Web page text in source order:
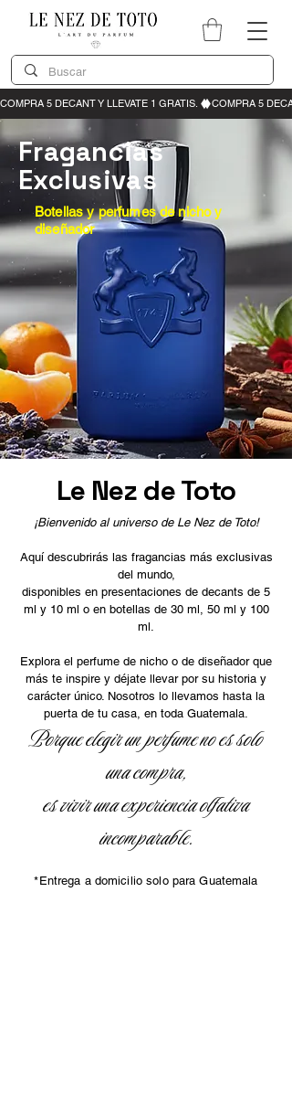
Fragancias
Exclusivas
Botellas y perfumes de nicho y
diseñador
Le Nez de Toto
¡Bienvenido al universo de Le Nez de Toto!
Aquí descubrirás las fragancias más exclusivas
del mundo,
disponibles en presentaciones de decants de 5
ml y 10 ml o en botellas de 30 ml, 50 ml y 100
ml.
Explora el perfume de nicho o de diseñador que
más te inspire y déjate llevar por su historia y
carácter único. Nosotros lo llevamos hasta la
puerta de tu casa, en toda Guatemala.
​Porque elegir un perfume no es solo
una compra,
es vivir una experiencia olfativa
incomparable.
*Entrega a domicilio solo para Guatemala